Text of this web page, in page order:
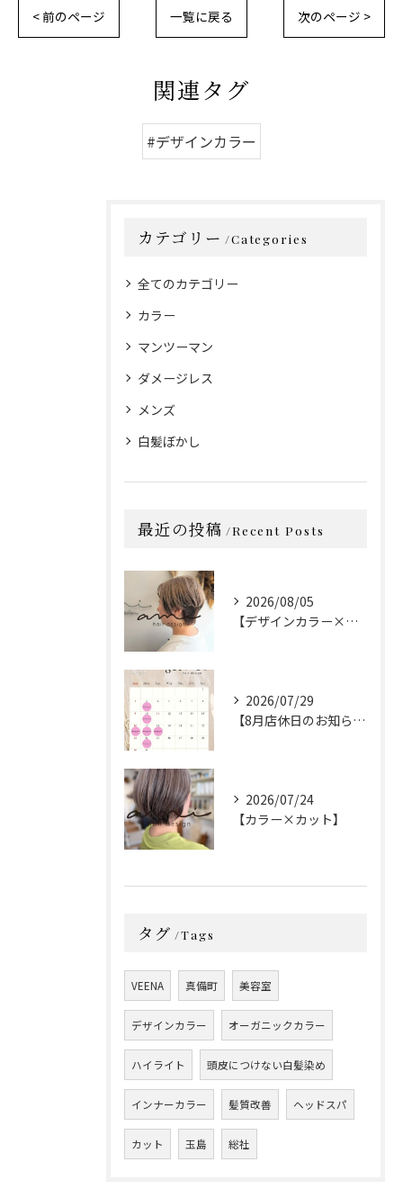
< 前のページ 一覧に戻る 次のページ >
関連タグ
#デザインカラー
カテゴリー Categories
全てのカテゴリー
カラー
マンツーマン
ダメージレス
メンズ
白髪ぼかし
最近の投稿 Recent Posts
2026/08/05
【デザインカラー×カット】
2026/07/29
【8月店休日のお知らせ】
2026/07/24
【カラー×カット】
タグ Tags
VEENA 真備町 美容室
デザインカラー オーガニックカラー
ハイライト 頭皮につけない白髪染め
インナーカラー 髪質改善 ヘッドスパ
カット 玉島 総社